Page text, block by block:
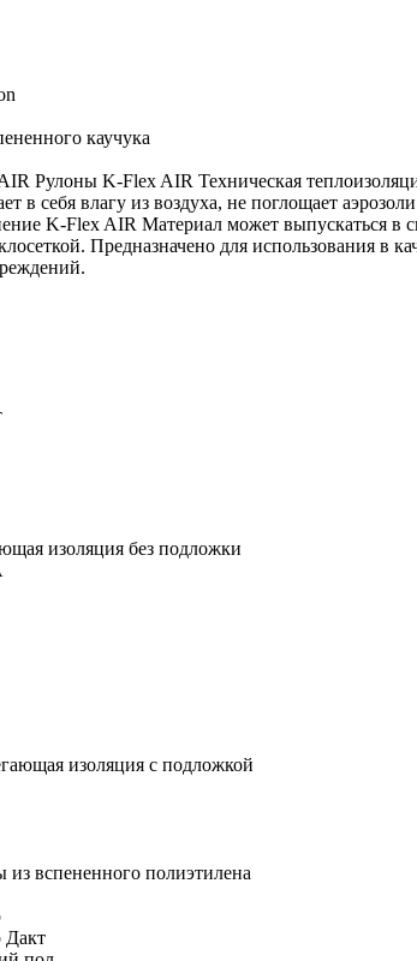
каучука
Рулоны K-Flex AIR Техническая
в себя влагу из воздуха, не поглощает
K-Flex AIR Материал может выпускаться в
Предназначено для использования в
изоляция без подложки
изоляция с подложкой
из вспененного полиэтилена